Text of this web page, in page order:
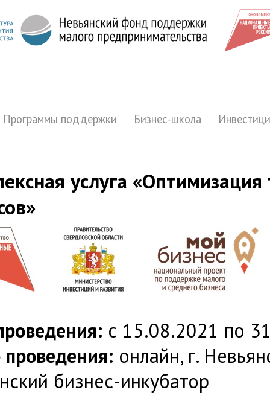
Программы поддержки Бизнес-школа
услуга
с 15.08.2021 по
онлайн, г.
бизнес-инкубатор